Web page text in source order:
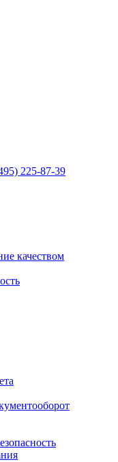
225-87-39
качеством